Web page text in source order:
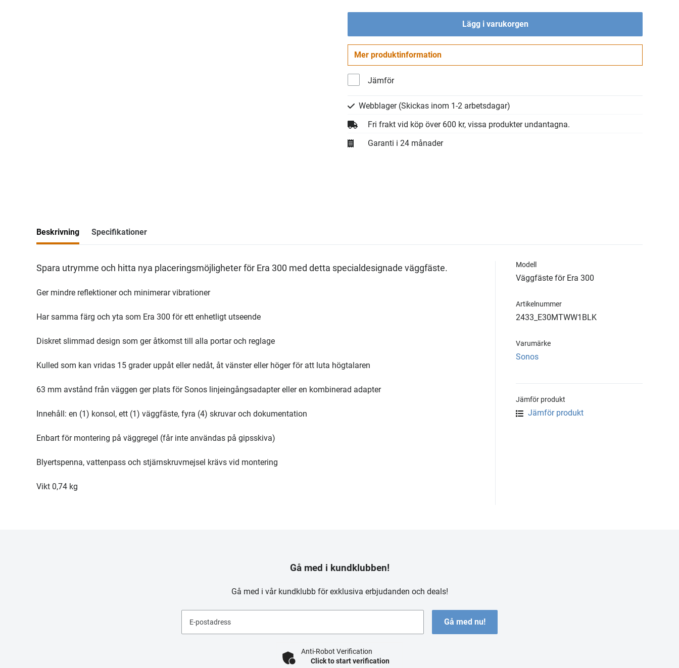
Lägg i varukorgen
Mer produktinformation
Jämför
Webblager (Skickas inom 1-2 arbetsdagar)
Fri frakt vid köp över 600 kr, vissa produkter undantagna.
Garanti i 24 månader
Beskrivning Specifikationer
Spara utrymme och hitta nya placeringsmöjligheter för Era 300 med detta specialdesignade väggfäste.
Ger mindre reflektioner och minimerar vibrationer
Har samma färg och yta som Era 300 för ett enhetligt utseende
Diskret slimmad design som ger åtkomst till alla portar och reglage
Kulled som kan vridas 15 grader uppåt eller nedåt, åt vänster eller höger för att luta högtalaren
63 mm avstånd från väggen ger plats för Sonos linjeingångsadapter eller en kombinerad adapter
Innehåll: en (1) konsol, ett (1) väggfäste, fyra (4) skruvar och dokumentation
Enbart för montering på väggregel (får inte användas på gipsskiva)
Blyertspenna, vattenpass och stjärnskruvmejsel krävs vid montering
Vikt 0,74 kg
Modell
Väggfäste för Era 300
Artikelnummer
2433_E30MTWW1BLK
Varumärke
Sonos
Jämför produkt
Jämför produkt
Gå med i kundklubben!
Gå med i vår kundklubb för exklusiva erbjudanden och deals!
E-postadress Gå med nu!
Anti-Robot Verification
Click to start verification